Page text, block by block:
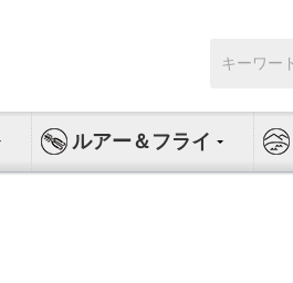
索:
ルアー＆フライ